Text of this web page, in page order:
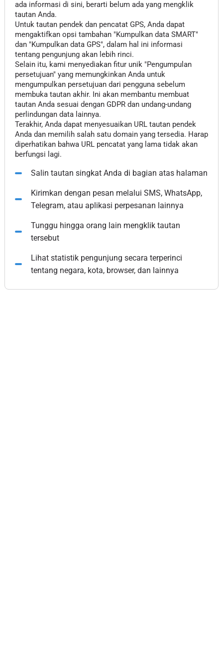
ada informasi di sini, berarti belum ada yang mengklik
tautan Anda.
Untuk tautan pendek dan pencatat GPS, Anda dapat
mengaktifkan opsi tambahan "Kumpulkan data SMART"
dan "Kumpulkan data GPS", dalam hal ini informasi
tentang pengunjung akan lebih rinci.
Selain itu, kami menyediakan fitur unik "Pengumpulan
persetujuan" yang memungkinkan Anda untuk
mengumpulkan persetujuan dari pengguna sebelum
membuka tautan akhir. Ini akan membantu membuat
tautan Anda sesuai dengan GDPR dan undang-undang
perlindungan data lainnya.
Terakhir, Anda dapat menyesuaikan URL tautan pendek
Anda dan memilih salah satu domain yang tersedia. Harap
diperhatikan bahwa URL pencatat yang lama tidak akan
berfungsi lagi.
Salin tautan singkat Anda di bagian atas halaman
Kirimkan dengan pesan melalui SMS, WhatsApp,
Telegram, atau aplikasi perpesanan lainnya
Tunggu hingga orang lain mengklik tautan
tersebut
Lihat statistik pengunjung secara terperinci
tentang negara, kota, browser, dan lainnya